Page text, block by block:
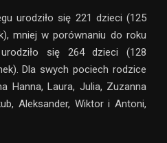
urodziło się 221 dzieci (125
mniej w porównaniu do roku
się 264 dzieci (128
Dla swych pociech rodzice
Hanna, Laura, Julia, Zuzanna
Aleksander, Wiktor i Antoni,